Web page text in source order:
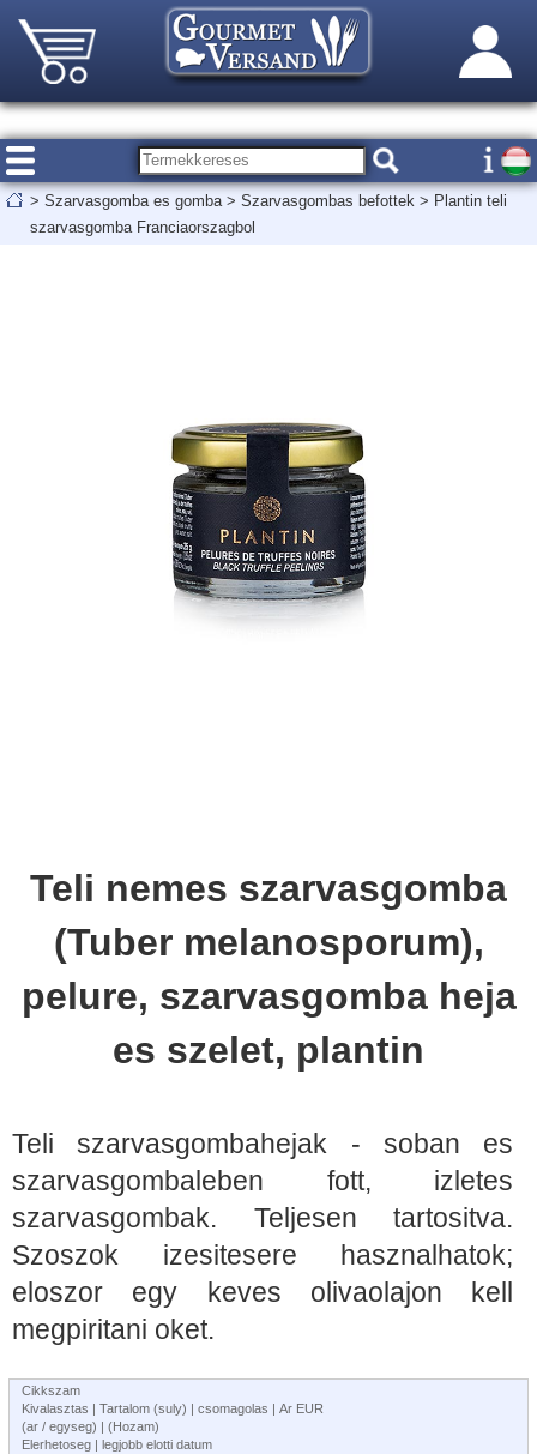
> Szarvasgomba es gomba > Szarvasgombas befottek > Plantin teli
szarvasgomba Franciaorszagbol
Teli nemes szarvasgomba
(Tuber melanosporum),
pelure, szarvasgomba heja
es szelet, plantin
Teli szarvasgombahejak - soban es
szarvasgombaleben fott, izletes
szarvasgombak. Teljesen tartositva.
Szoszok izesitesere hasznalhatok;
eloszor egy keves olivaolajon kell
megpiritani oket.
Cikkszam
Kivalasztas | Tartalom (suly) | csomagolas | Ar EUR
(ar / egyseg) | (Hozam)
Elerhetoseg | legjobb elotti datum